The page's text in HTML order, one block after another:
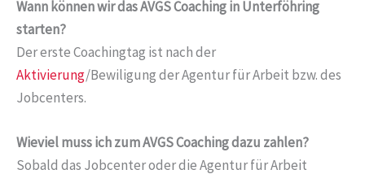
Wann können wir das AVGS Coaching in Unterföhring
starten?
Der erste Coachingtag ist nach der
Aktivierung/Bewiligung der Agentur für Arbeit bzw. des
Jobcenters.
Wieviel muss ich zum AVGS Coaching dazu zahlen?
Sobald das Jobcenter oder die Agentur für Arbeit